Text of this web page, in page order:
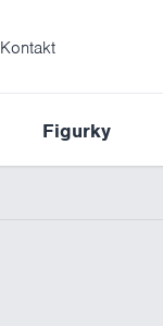
Kontakt
Figurky